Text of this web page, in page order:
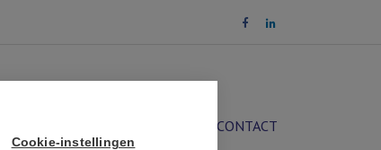
CONTACT
Cookie-instellingen